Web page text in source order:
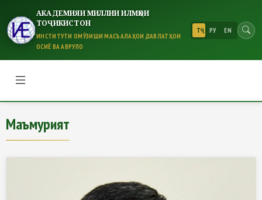
АКАДЕМИЯИ МИЛЛИИ ИЛМҲОИ
ТОҶИКИСТОН
ИНСТИТУТИ ОМӮЗИШИ МАСЪАЛАҲОИ ДАВЛАТҲОИ
ОСИЁ ВА АВРУПО
ТҶ РУ EN
Маъмурият